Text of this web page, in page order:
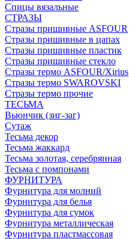
Спицы вязальные
СТРАЗЫ
Стразы пришивные ASFOUR
Стразы пришивные в цапах
Стразы пришивные пластик
Стразы пришивные стекло
Стразы термо ASFOUR/Xirius
Стразы термо SWAROVSKI
Стразы термо прочие
ТЕСЬМА
Вьюнчик (зиг-заг)
Сутаж
Тесьма декор
Тесьма жаккард
Тесьма золотая, серебрянная
Тесьма с помпонами
ФУРНИТУРА
Фурнитура для молний
Фурнитура для белья
Фурнитура для сумок
Фурнитура металлическая
Фурнитура пластмассовая